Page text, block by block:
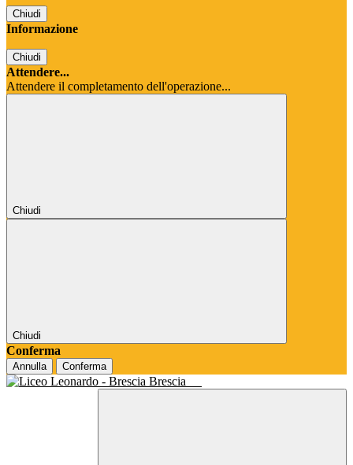
Chiudi
Informazione
Chiudi
Attendere...
Attendere il completamento dell'operazione...
Chiudi
Chiudi
Conferma
Annulla Conferma
Brescia